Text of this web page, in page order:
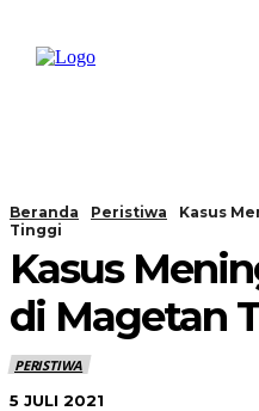
Beranda Peristiwa
Kasus
Tinggi
Kasus
di Magetan
PERISTIWA
5 JULI 2021